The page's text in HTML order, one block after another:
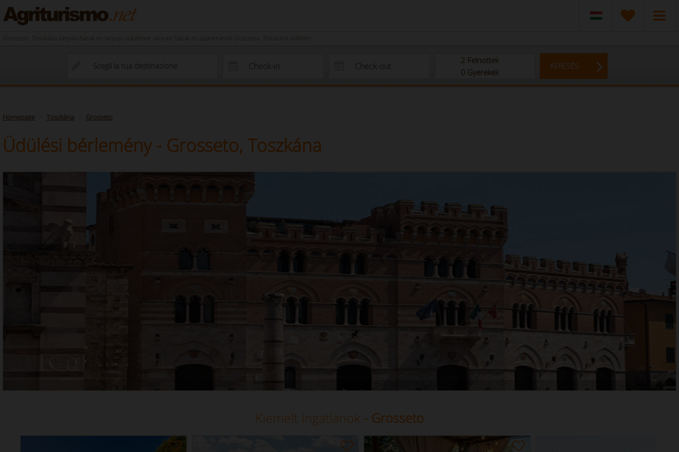
Grosseto, Toszkána tanyasi házak és tanyasi üdülések  tanyasi házak és apartmanok Grosseto, Toszkána vidékén
2 Felnottek
0 Gyerekek
KERESÉS
Homepage Toszkána Grosseto
Üdülési bérlemény - Grosseto, Toszkána
Kiemelt Ingatlanok - Grosseto